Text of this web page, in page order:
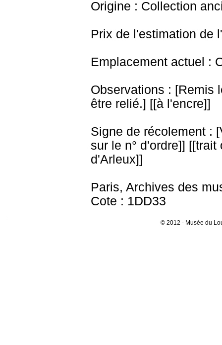
Origine : Collection
Prix de l'estimation de
Emplacement actuel :
Observations : [Remis
être relié.] [[à l'encre]]
Signe de récolement :
sur le n° d'ordre]]
d'Arleux]]
Paris, Archives des
Cote : 1DD33
© 2012 - Musée du